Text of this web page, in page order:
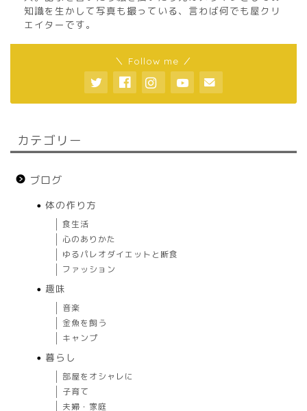
知識を生かして写真も撮っている、言わば何でも屋クリ
エイターです。
＼ Follow me ／
カテゴリー
ブログ
体の作り方
食生活
心のありかた
ゆるパレオダイエットと断食
ファッション
趣味
音楽
金魚を飼う
キャンプ
暮らし
部屋をオシャレに
子育て
夫婦・家庭